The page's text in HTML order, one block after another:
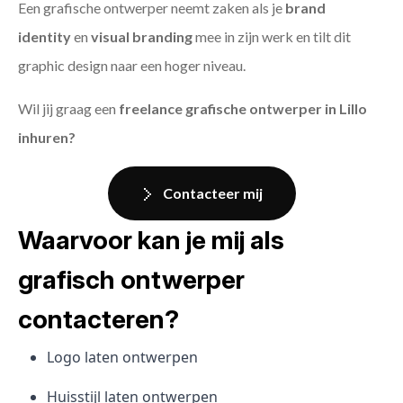
Een grafische ontwerper neemt zaken als je brand
identityen visual brandingmee in zijn werk en tilt dit
graphic design naar een hoger niveau.
Wil jij graag een freelance grafische ontwerper in Lillo
inhuren?
Contacteer mij
Waarvoor kan je mij als
grafisch ontwerper
contacteren?
Logo laten ontwerpen
Huisstijl laten ontwerpen